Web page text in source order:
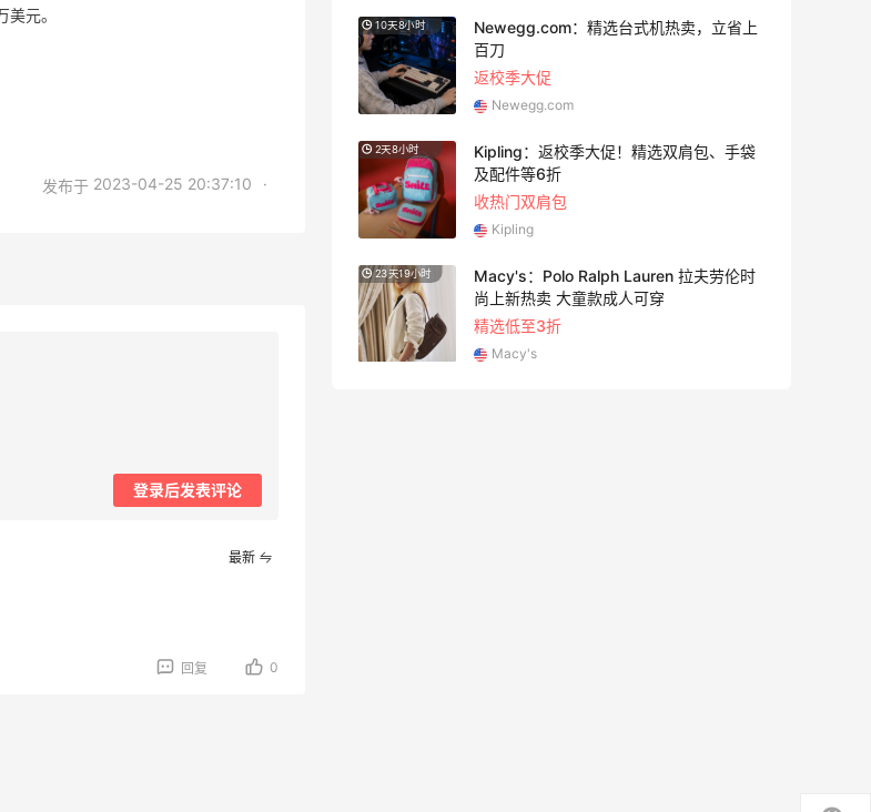
美元。
发布于 2023-04-25 20:37:10 ·
登录后发表评论
最新
回复 0
Davines：上新好物 大卫尼斯贵妇级护发
西太后、House of CB 等
10天8小时
Newegg.com：精选台式机热卖，立省上
百刀
返校季大促
Newegg.com
2天8小时
Kipling：返校季大促！精选双肩包、手袋
及配件等6折
收热门双肩包
Kipling
23天19小时
Macy's：Polo Ralph Lauren 拉夫劳伦时
尚上新热卖 大童款成人可穿
精选低至3折
Macy's